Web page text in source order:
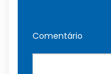
Comentário